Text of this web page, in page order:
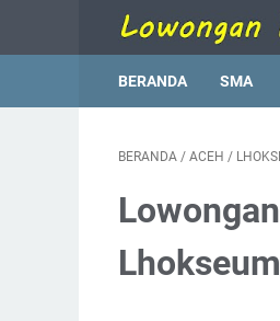
BERANDA SMA
BERANDA / ACEH /